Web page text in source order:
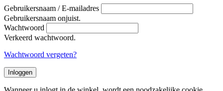
Gebruikersnaam / E-mailadres
Gebruikersnaam onjuist.
Wachtwoord
Verkeerd wachtwoord.
Wachtwoord vergeten?
Inloggen